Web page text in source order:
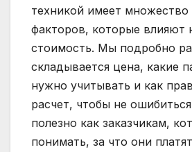
техникой имеет
факторов, которые влияют
стоимость. Мы подробно
складывается цена, какие
нужно учитывать и как
расчет, чтобы не
полезно как заказчикам,
понимать, за что они